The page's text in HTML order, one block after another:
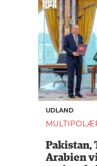
UDLAND
Pakistan,
Arabien